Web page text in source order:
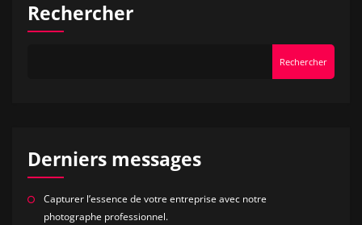
Rechercher
Rechercher
Derniers messages
Capturer l’essence de votre entreprise avec notre
photographe professionnel.